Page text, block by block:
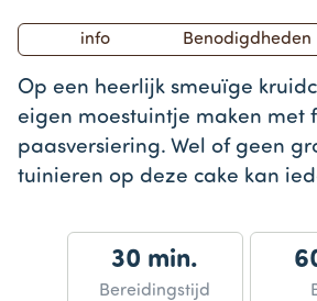
info Benodigdheden
Op een heerlijk smeuïge
eigen moestuintje maken met
paasversiering. Wel of geen
tuinieren op deze cake kan
30 min.
Bereidingstijd